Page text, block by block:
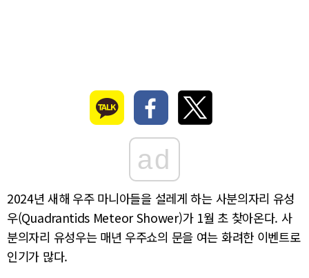
ad
2024년 새해 우주 마니아들을 설레게 하는 사분의자리 유성
우(Quadrantids Meteor Shower)가 1월 초 찾아온다. 사
분의자리 유성우는 매년 우주쇼의 문을 여는 화려한 이벤트로
인기가 많다.